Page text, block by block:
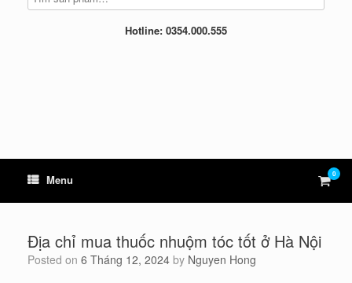
Hotline: 0354.000.555
Menu View
cart
0
Địa chỉ mua thuốc nhuộm tóc tốt ở Hà Nội
Posted on 6 Tháng 12, 2024 by Nguyen Hong